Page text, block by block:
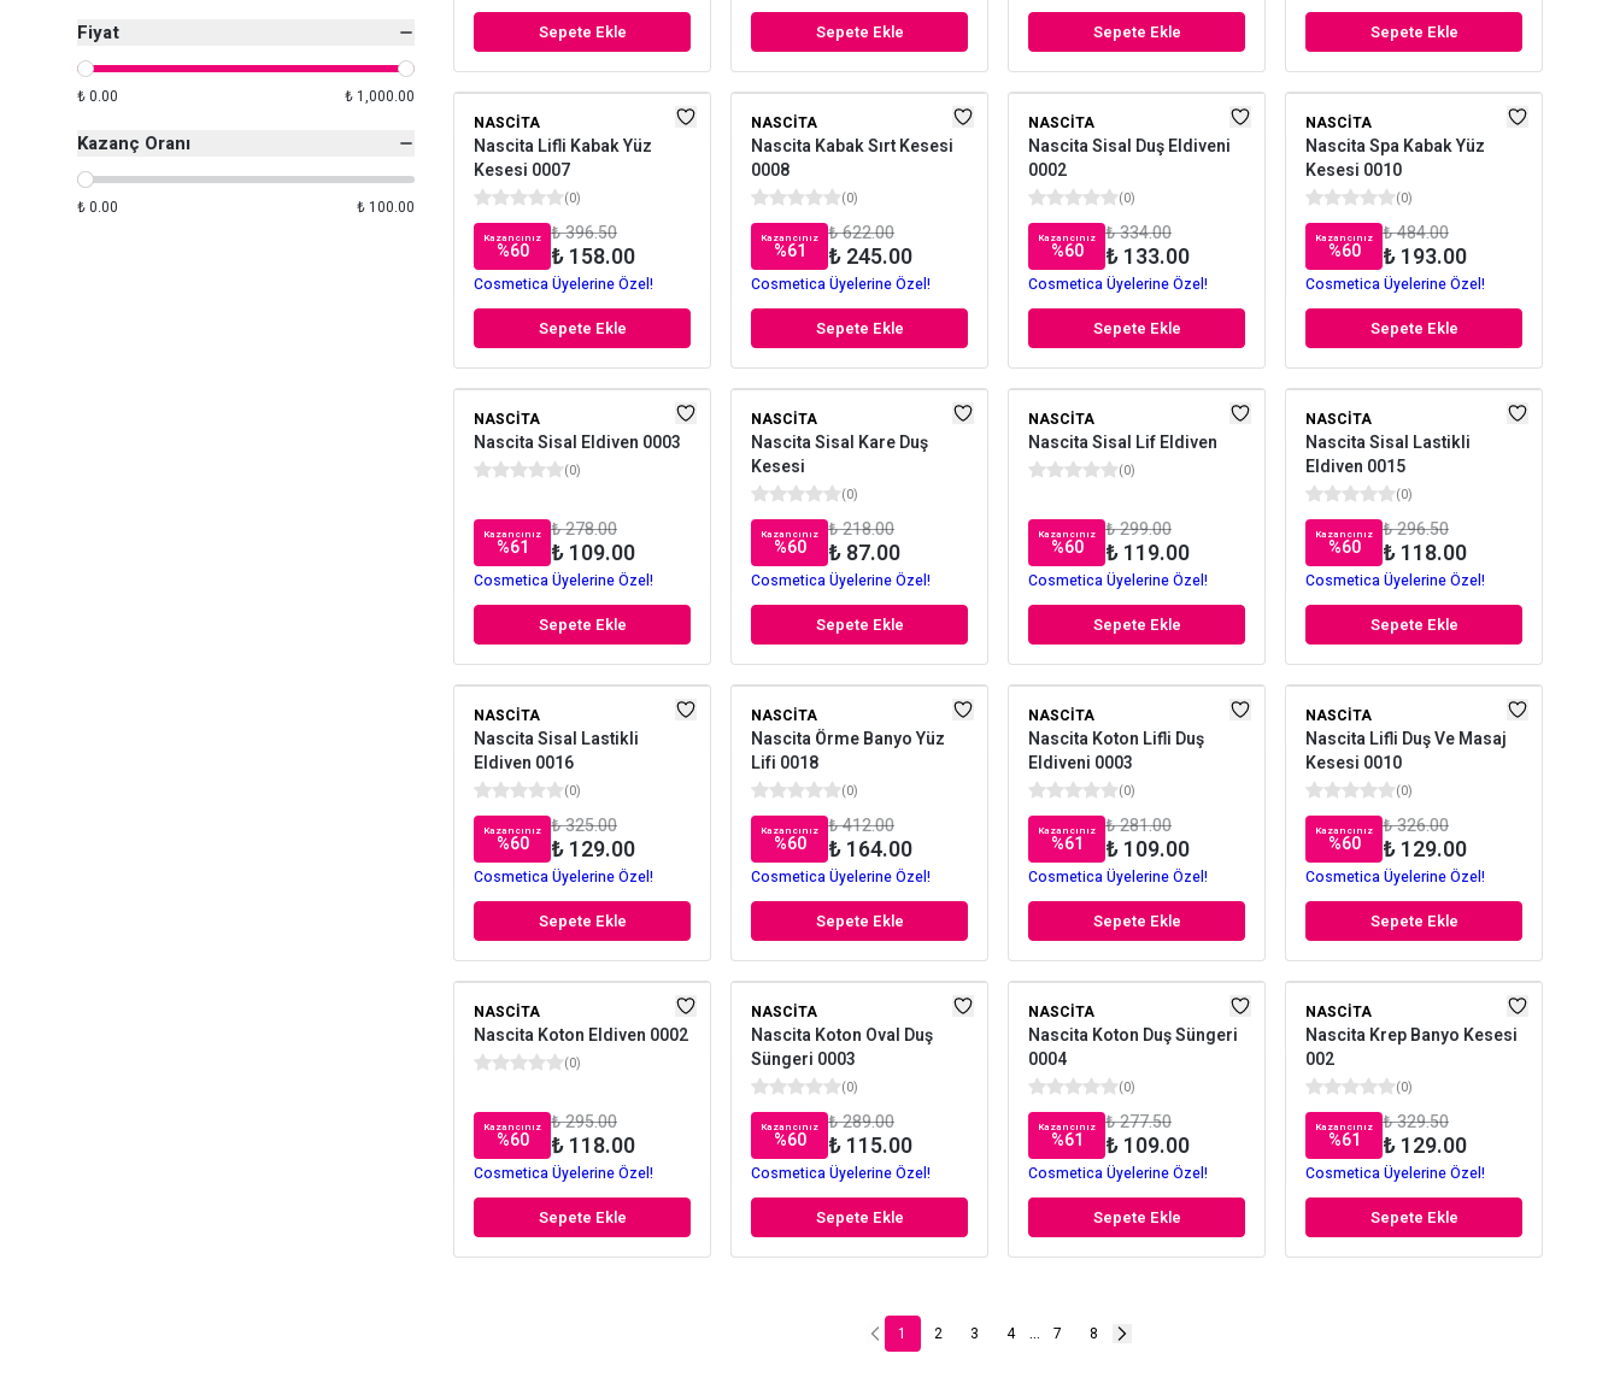
Fiyat
₺ 0.00 ₺ 1,000.00
Kazanç Oranı
₺ 0.00 ₺ 100.00
Sepete Ekle Sepete Ekle Sepete Ekle Sepete Ekle
NASCITA
Nascita Lifli Kabak Yüz
Kesesi 0007
(0)
Kazancınız
%60
₺ 396.50
₺ 158.00
Cosmetica Üyelerine Özel!
Sepete Ekle
NASCITA
Nascita Kabak Sırt Kesesi
0008
(0)
Kazancınız
%61
₺ 622.00
₺ 245.00
Cosmetica Üyelerine Özel!
Sepete Ekle
NASCITA
Nascita Sisal Duş Eldiveni
0002
(0)
Kazancınız
%60
₺ 334.00
₺ 133.00
Cosmetica Üyelerine Özel!
Sepete Ekle
NASCITA
Nascita Spa Kabak Yüz
Kesesi 0010
(0)
Kazancınız
%60
₺ 484.00
₺ 193.00
Cosmetica Üyelerine Özel!
Sepete Ekle
NASCITA
Nascita Sisal Eldiven 0003
(0)
Kazancınız
%61
₺ 278.00
₺ 109.00
Cosmetica Üyelerine Özel!
Sepete Ekle
NASCITA
Nascita Sisal Kare Duş
Kesesi
(0)
Kazancınız
%60
₺ 218.00
₺ 87.00
Cosmetica Üyelerine Özel!
Sepete Ekle
NASCITA
Nascita Sisal Lif Eldiven
(0)
Kazancınız
%60
₺ 299.00
₺ 119.00
Cosmetica Üyelerine Özel!
Sepete Ekle
NASCITA
Nascita Sisal Lastikli
Eldiven 0015
(0)
Kazancınız
%60
₺ 296.50
₺ 118.00
Cosmetica Üyelerine Özel!
Sepete Ekle
NASCITA
Nascita Sisal Lastikli
Eldiven 0016
(0)
Kazancınız
%60
₺ 325.00
₺ 129.00
Cosmetica Üyelerine Özel!
Sepete Ekle
NASCITA
Nascita Örme Banyo Yüz
Lifi 0018
(0)
Kazancınız
%60
₺ 412.00
₺ 164.00
Cosmetica Üyelerine Özel!
Sepete Ekle
NASCITA
Nascita Koton Lifli Duş
Eldiveni 0003
(0)
Kazancınız
%61
₺ 281.00
₺ 109.00
Cosmetica Üyelerine Özel!
Sepete Ekle
NASCITA
Nascita Lifli Duş Ve Masaj
Kesesi 0010
(0)
Kazancınız
%60
₺ 326.00
₺ 129.00
Cosmetica Üyelerine Özel!
Sepete Ekle
NASCITA
Nascita Koton Eldiven 0002
(0)
Kazancınız
%60
₺ 295.00
₺ 118.00
Cosmetica Üyelerine Özel!
Sepete Ekle
NASCITA
Nascita Koton Oval Duş
Süngeri 0003
(0)
Kazancınız
%60
₺ 289.00
₺ 115.00
Cosmetica Üyelerine Özel!
Sepete Ekle
NASCITA
Nascita Koton Duş Süngeri
0004
(0)
Kazancınız
%61
₺ 277.50
₺ 109.00
Cosmetica Üyelerine Özel!
Sepete Ekle
NASCITA
Nascita Krep Banyo Kesesi
002
(0)
Kazancınız
%61
₺ 329.50
₺ 129.00
Cosmetica Üyelerine Özel!
Sepete Ekle
1 2 3 4 ... 7 8